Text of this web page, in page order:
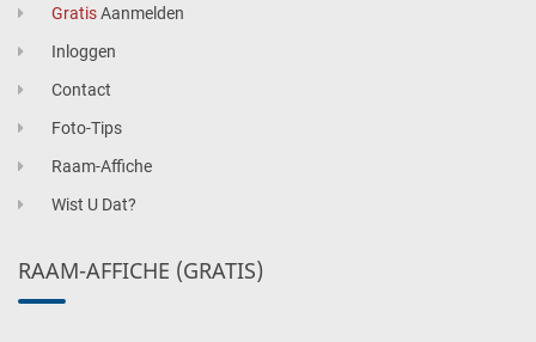
GratisAanmelden
Inloggen
Contact
Foto-Tips
Raam-Affiche
Wist U Dat?
RAAM-AFFICHE (GRATIS)